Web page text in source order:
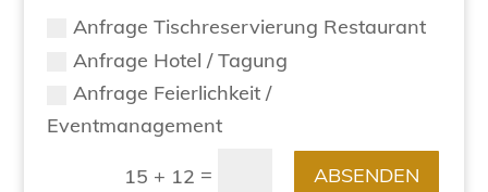
Anfrage Tischreservierung Restaurant
Anfrage Hotel / Tagung
Anfrage Feierlichkeit /
Eventmanagement
15 + 12 = ABSENDEN